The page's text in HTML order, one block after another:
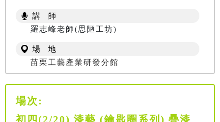
講 師
羅志峰老師(思陋工坊)
場 地
苗栗工藝產業研發分館
場次:
初四(2/20) 漆藝 (鑰匙圈系列) 疊漆